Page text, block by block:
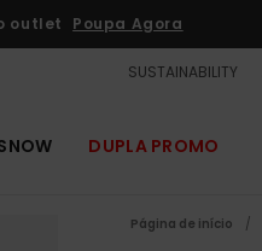
outlet Poupa Agora
SUSTAINABILITY
DUPLA PROMO
Página de início